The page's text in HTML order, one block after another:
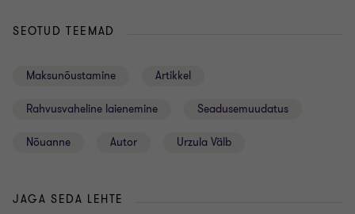
SEOTUD TEEMAD
Maksunõustamine Artikkel
Rahvusvaheline laienemine Seadusemuudatus
Nõuanne Autor Urzula Välb
JAGA SEDA LEHTE